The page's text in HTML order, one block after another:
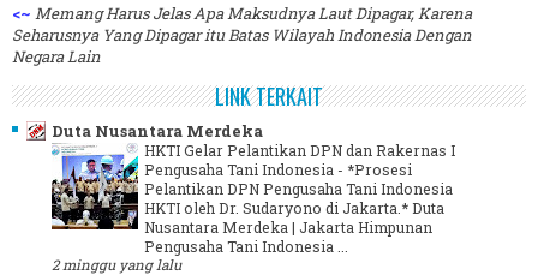
<~ Memang Harus Jelas Apa Maksudnya Laut Dipagar, Karena
Seharusnya Yang Dipagar itu Batas Wilayah Indonesia Dengan
Negara Lain
LINK TERKAIT
Duta Nusantara Merdeka
HKTI Gelar Pelantikan DPN dan Rakernas I
Pengusaha Tani Indonesia - *Prosesi
Pelantikan DPN Pengusaha Tani Indonesia
HKTI oleh Dr. Sudaryono di Jakarta.* Duta
Nusantara Merdeka | Jakarta Himpunan
Pengusaha Tani Indonesia ...
2 minggu yang lalu